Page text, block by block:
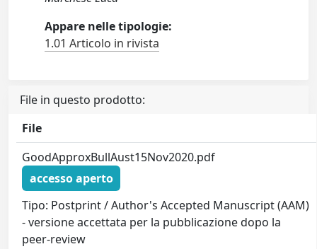
Appare nelle tipologie:
1.01 Articolo in rivista
File in questo prodotto:
File
GoodApproxBullAust15Nov2020.pdf
accesso aperto
Tipo: Postprint / Author's Accepted Manuscript (AAM)
- versione accettata per la pubblicazione dopo la
peer-review